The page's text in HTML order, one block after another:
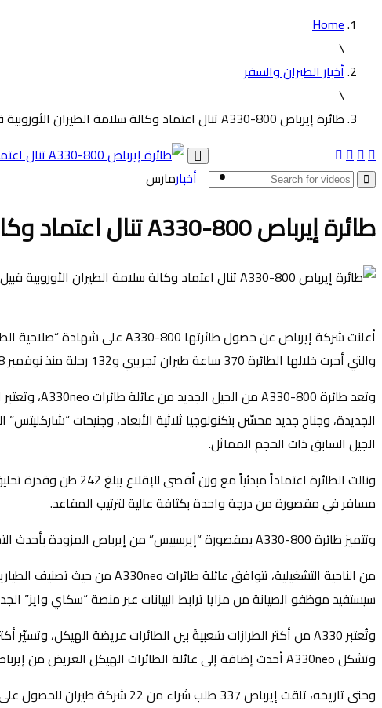
Home
\
أخبار الطيران والسفر
\
طائرة إيرباص A330-800 تنال اعتماد وكالة سلامة الطيران الأوروبية قبيل دخولها الخدمة العام الجاري
Toggle
navigation
أخبار
طائرة إيرباص A330-800 تنال اعتماد وكالة سلامة الطيران الأوروبية قبيل دخولها الخدمة العام الجاري
مارس
والتي أجرت خلالها الطائرة 370 ساعة طيران تجريبي و132 رحلة منذ نوفمبر 2018.
الجيل السابق ذات الحجم المماثل.
مسافر في مقصورة من درجة واحدة بكثافة عالية لترتيب المقاعد.
وتتميز طائرة A330-800 بمقصورة “إيرسبيس” من إيرباص المزودة بأحدث التجهيزات والمزايا ومساحة أكبر لخزائن الأمتعة العلوية وإضاءة متطورة وأحدث وسائل الترفيه والاتصال.
سيستفيد موظفو الصيانة من مزايا ترابط البيانات عبر منصة “سكاي وايز”
وتشكل A330neo أحدث إضافة إلى عائلة الطائرات الهيكل العريض من إيرباص، والتي تضم طائرة A350 XWB التي تتميز بمستوى عالٍ من المساحة ومزايا الراحة والكفاءة وقدرتها على التحليق لمسافات أطول.
وحتى تاريخه، تلقت إيرباص 337 طلب شراء من 22 شركة طيران للحصول على طائرات من عائلة A330neo.